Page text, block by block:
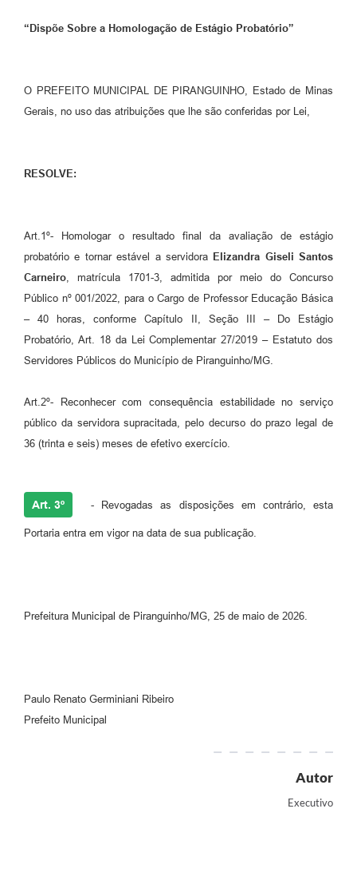
“Dispõe Sobre a Homologação de Estágio Probatório”
O PREFEITO MUNICIPAL DE PIRANGUINHO, Estado de Minas
Gerais, no uso das atribuições que lhe são conferidas por Lei,
RESOLVE:
Art.1º- Homologar o resultado final da avaliação de estágio
probatório e tornar estável a servidora Elizandra Giseli Santos
Carneiro , matrícula 1701-3, admitida por meio do Concurso
Público nº 001/2022, para o Cargo de Professor Educação Básica
– 40 horas, conforme Capítulo II, Seção III – Do Estágio
Probatório, Art. 18 da Lei Complementar 27/2019 – Estatuto dos
Servidores Públicos do Município de Piranguinho/MG.
Art.2º- Reconhecer com consequência estabilidade no serviço
público da servidora supracitada, pelo decurso do prazo legal de
36 (trinta e seis) meses de efetivo exercício.
Art. 3º - Revogadas as disposições em contrário, esta
Portaria entra em vigor na data de sua publicação.
Prefeitura Municipal de Piranguinho/MG, 25 de maio de 2026.
Paulo Renato Germiniani Ribeiro
Prefeito Municipal
Autor
Executivo